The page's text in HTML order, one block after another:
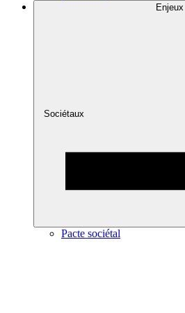
Enjeux
Sociétaux
Pacte sociétal